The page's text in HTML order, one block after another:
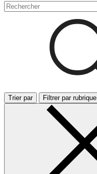
Trier par Filtrer par rubrique